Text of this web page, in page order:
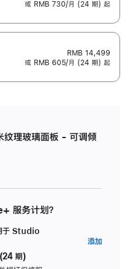
或 RMB 730/月 (24 期) 起
RMB 14,499
或 RMB 605/月 (24 期) 起
理玻璃面板 - 可调倾
服务计划？
于 Studio
期)
添加